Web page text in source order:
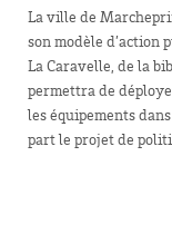
La ville de
son modèle d’action
La Caravelle, de la
permettra de
les équipements
part le projet de